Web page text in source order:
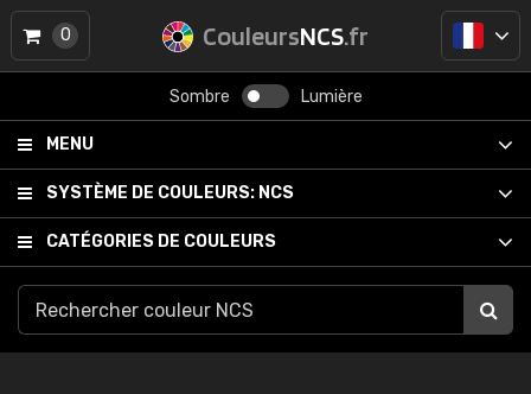
CouleursNCS.fr
Sombre Lumière
MENU
SYSTÈME DE COULEURS: NCS
CATÉGORIES DE COULEURS
0